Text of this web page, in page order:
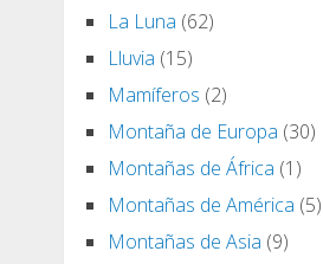
La Luna (62)
Lluvia (15)
Mamíferos (2)
Montaña de Europa (30)
Montañas de África (1)
Montañas de América (5)
Montañas de Asia (9)